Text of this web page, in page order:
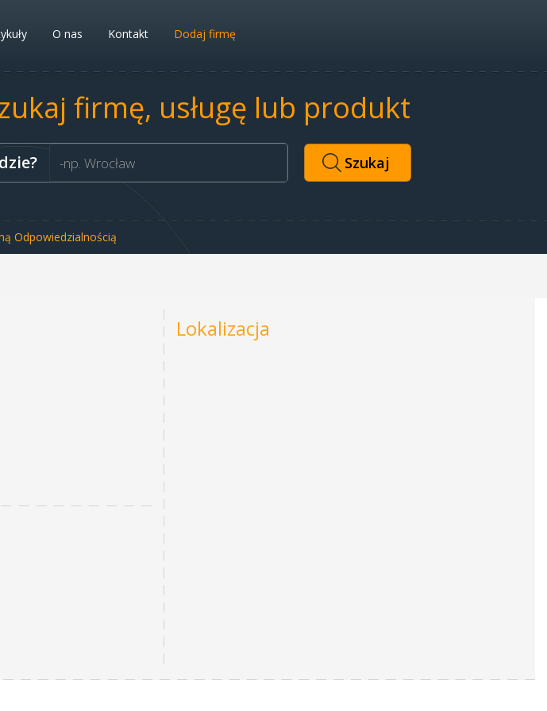
O nas Kontakt Dodaj firmę
firmę, usługę lub produkt
Odpowiedzialnością
Lokalizacja